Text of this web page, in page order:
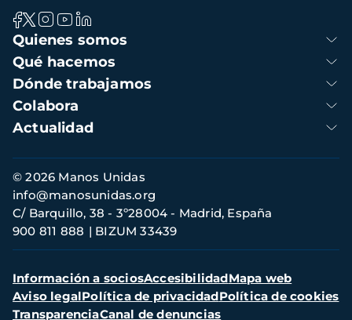
Navegación
principal
Quienes somos
Qué hacemos
Dónde trabajamos
Colabora
Actualidad
Información
de
contacto
© 2026 Manos Unidas
C/ Barquillo, 38 - 3º28004 - Madrid, España
900 811 888
BIZUM 33439
info@manosunidas.org
Menú
secundario
Información a sociosAccesibilidadMapa web
Aviso legalPolítica de privacidadPolítica de cookies
TransparenciaCanal de denuncias